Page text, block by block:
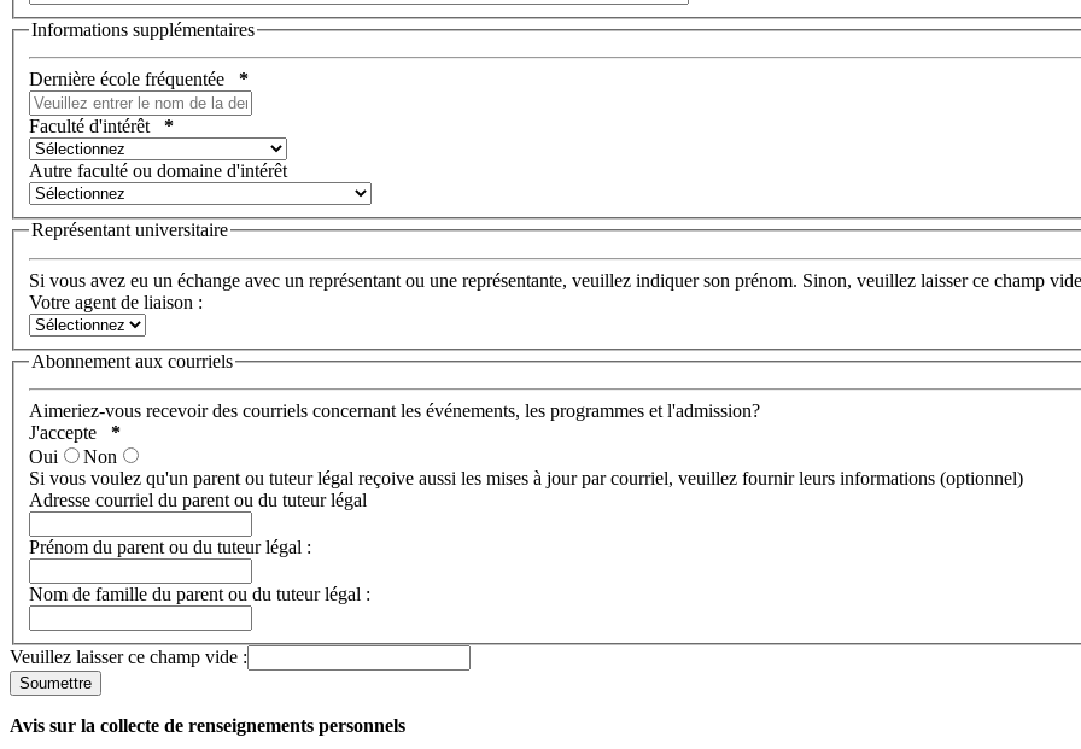
Informations supplémentaires
Dernière école fréquentée *
Faculté d'intérêt *
Autre faculté ou domaine d'intérêt
Représentant universitaire
Si vous avez eu un échange avec un représentant ou une représentante, veuillez indiquer son prénom. Sinon, veuillez laisser ce champ
Votre agent de liaison :
Abonnement aux courriels
Aimeriez-vous recevoir des courriels concernant les événements, les programmes et l'admission?
J'accepte *
Oui
Non
Si vous voulez qu'un parent ou tuteur légal reçoive aussi les mises à jour par courriel, veuillez fournir leurs informations (optionnel)
Adresse courriel du parent ou du tuteur légal
Prénom du parent ou du tuteur légal :
Nom de famille du parent ou du tuteur légal :
Veuillez laisser ce champ vide :
Avis sur la collecte de renseignements personnels